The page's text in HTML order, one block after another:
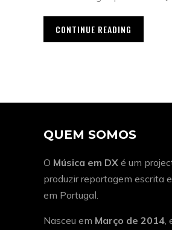
CONTINUE READING
QUEM SOMOS
O Música em DX é um
produzir reportagem escrita
em Portugal.
Nasceu em Março de 2014,